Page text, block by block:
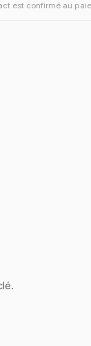
est confirmé au